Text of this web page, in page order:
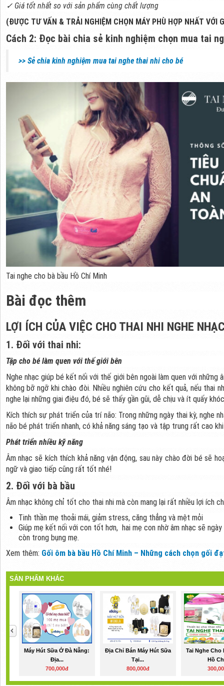
✓ Giá tốt nhất so với sản phẩm cùng chất lượng
(ĐƯỢC TƯ VẤN & TRẢI NGHIỆM CHỌN MÁY PHÙ HỢP NHẤT VỚI
Cách 2: Đọc bài chia sẻ kinh nghiệm chọn mua tai
>> Sẻ chia kinh nghiệm mua tai nghe thai nhi cho bé
Tai nghe cho bà bầu Hồ Chí Minh
Bài đọc thêm
LỢI ÍCH CỦA VIỆC CHO THAI NHI NGHE
1. Đối với thai nhi:
Tập cho bé làm quen với thế giới bên
Nghe nhạc giúp bé kết nối với thế giới bên ngoài làm quen với
không bỡ ngỡ khi chào đòi. Nhiều nghiên cứu cho kết quả, nếu thai
nghe lại những giai điệu đó, bé sẽ thấy gần gũi, dễ chịu và ít quấy
Kích thích sự phát triển của trí não: Trong những ngày thai kỳ, nghe
não bé phát triển nhanh, có khả năng sáng tạo và tập trung rất cao
Phát triển nhiều kỹ năng
Âm nhạc sẽ kích thích khả năng vận động, sau này chào đời bé sẽ
ngữ và giao tiếp cũng rất tốt nhé!
2. Đối với bà bầu
Âm nhạc không chỉ tốt cho thai nhi mà còn mang lại rất nhiều lợi ích
Tinh thần mẹ thoải mái, giảm stress, căng thẳng và mệt mỏi
Giúp mẹ kết nối với con tốt hơn, hai mẹ con nhờ âm nhạc sẽ
còn trong bụng mẹ.
Xem thêm: Gối ôm bà bầu Hồ Chí Minh – Những cách chọn gối
SẢN PHẨM KHÁC
Máy Hút Sữa Ở Đà Nẵng:
Địa...
700,000đ
Địa Chỉ Bán Máy Hút Sữa
Tại...
800,000đ
Tai Nghe Cho
Hồ